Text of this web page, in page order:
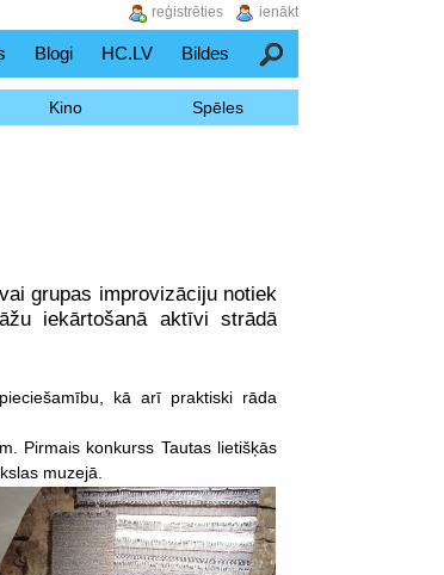
Blogi HC.LV Bildes Meklēšana
Kino Spēles
grupas improvizāciju notiek
iekārtošanā aktīvi strādā
kā arī praktiski rāda
Pirmais konkurss Tautas lietišķās
muzejā.
ienākt
reģistrēties